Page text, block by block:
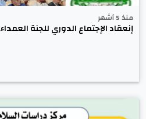
منذ 5 أشهر
إنعقاد الإجتماع الدوري للجنة العمداء